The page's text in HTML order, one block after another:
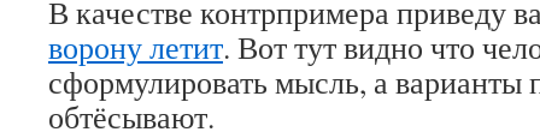
В качестве контрпримера приведу
ворону летит. Вот тут видно что
сформулировать мысль, а варианты
обтёсывают.